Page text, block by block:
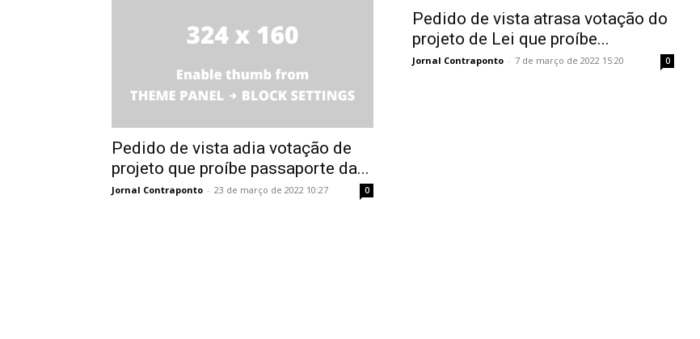
Pedido de vista adia votação de
projeto que proíbe passaporte da...
Jornal Contraponto - 23 de março de 2022 10:27 0
Pedido de vista atrasa votação do
projeto de Lei que proíbe...
Jornal Contraponto - 7 de março de 2022 15:20 0